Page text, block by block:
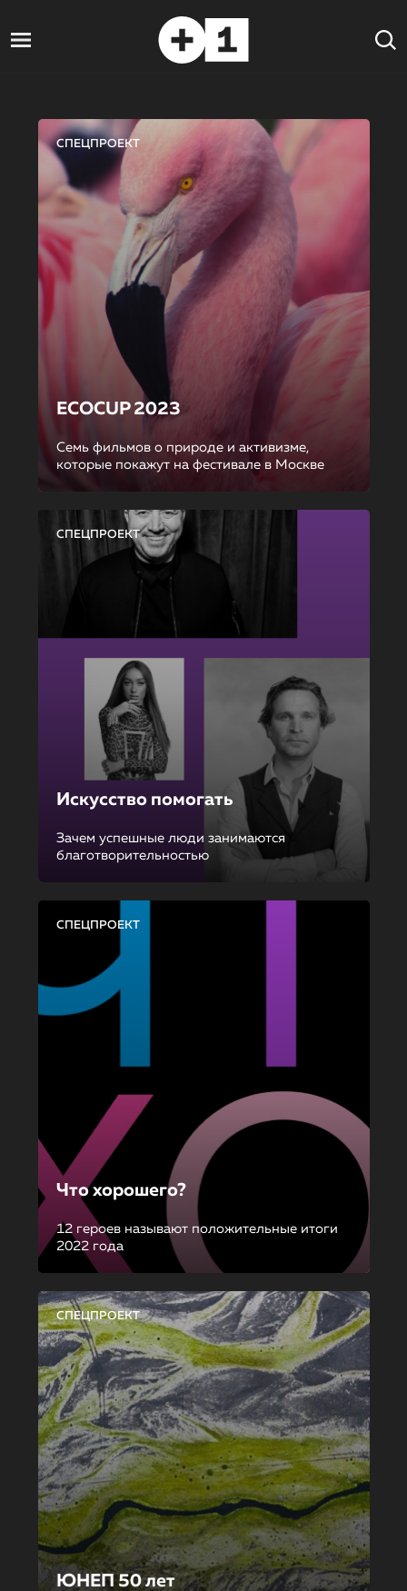
СПЕЦПРОЕКТ
ECOCUP 2023
Семь фильмов о природе и активизме,
которые покажут на фестивале в Москве
СПЕЦПРОЕКТ
Искусство помогать
Зачем успешные люди занимаются
благотворительностью
СПЕЦПРОЕКТ
Что хорошего?
12 героев называют положительные итоги
2022 года
СПЕЦПРОЕКТ
ЮНЕП 50 лет